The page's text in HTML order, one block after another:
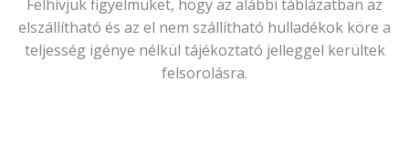
Felhívjuk figyelmüket, hogy az alábbi táblázatban az
elszállítható és az el nem szállítható hulladékok köre a
teljesség igénye nélkül tájékoztató jelleggel kerültek
felsorolásra.